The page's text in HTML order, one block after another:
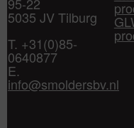
5035 JV Tilburg
T. +31(0)85-
0640877
E.
info@smoldersbv.nl